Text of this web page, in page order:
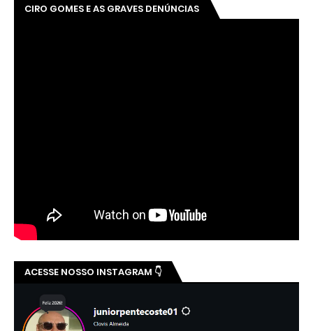
CIRO GOMES E AS GRAVES DENÚNCIAS
ACESSE NOSSO INSTAGRAM 👇